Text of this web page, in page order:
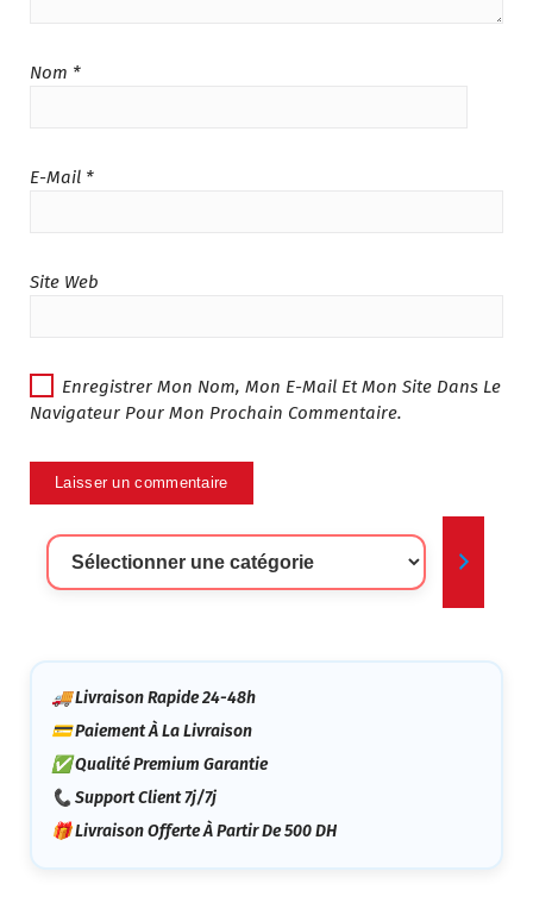
Nom *
E-Mail *
Site Web
Enregistrer Mon Nom, Mon E-Mail Et Mon Site Dans Le
Navigateur Pour Mon Prochain Commentaire.
Sélectionner
🚚 Livraison Rapide 24-48h
💳 Paiement À La Livraison
✅ Qualité Premium Garantie
📞 Support Client 7j/7j
🎁 Livraison Offerte À Partir De 500 DH